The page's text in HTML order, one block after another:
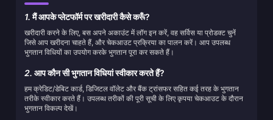
1.मैं आपके प्लेटफॉर्म पर खरीदारी कैसे करूँ?
खरीदारी करने के लिए, बस अपने अकाउंट में लॉग इन करें, वह सर्विस या प्रोडक्ट चुनें
जिसे आप खरीदना चाहते हैं, और चेकआउट प्रक्रिया का पालन करें। आप उपलब्ध
भुगतान विधियों का उपयोग करके भुगतान पूरा कर सकते हैं।
2. आप कौन सी भुगतान विधियां स्वीकार करते हैं?
हम क्रेडिट/डेबिट कार्ड, डिजिटल वॉलेट और बैंक ट्रांसफर सहित कई तरह के भुगतान
तरीके स्वीकार करते हैं। उपलब्ध तरीकों की पूरी सूची के लिए कृपया चेकआउट के दौरान
भुगतान विकल्प देखें।